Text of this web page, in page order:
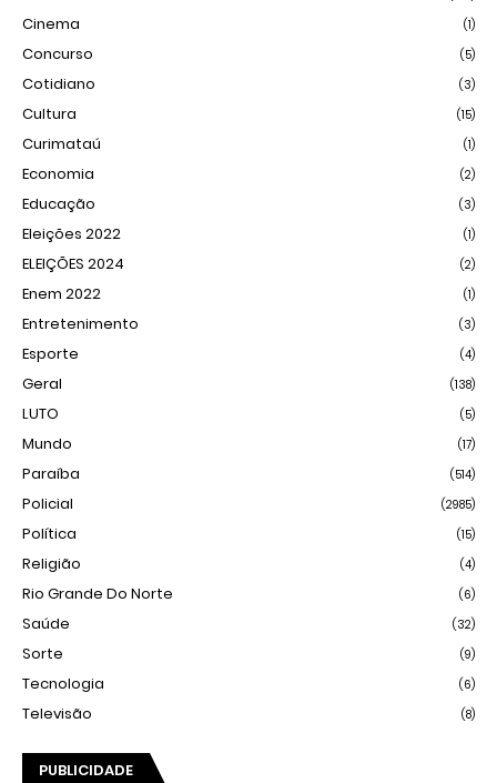
Cinema (1)
Concurso (5)
Cotidiano (3)
Cultura (15)
Curimataú (1)
Economia (2)
Educação (3)
Eleições 2022 (1)
ELEIÇÕES 2024 (2)
Enem 2022 (1)
Entretenimento (3)
Esporte (4)
Geral (138)
LUTO (5)
Mundo (17)
Paraíba (514)
Policial (2985)
Política (15)
Religião (4)
Rio Grande Do Norte (6)
Saúde (32)
Sorte (9)
Tecnologia (6)
Televisão (8)
PUBLICIDADE